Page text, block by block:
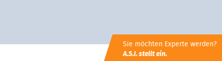
Sie möchten Experte werden?
A.S.I. stellt ein.